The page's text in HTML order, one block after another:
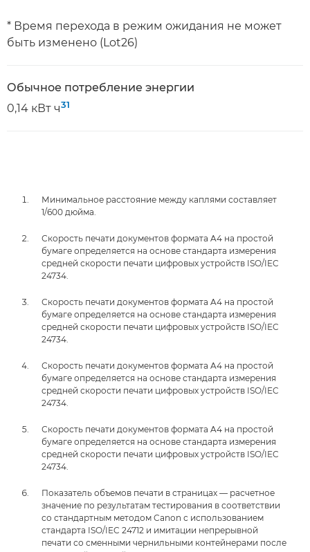
* Время перехода в режим ожидания не может
быть изменено (Lot26)
Обычное потребление энергии
0,14 кВт ч31
Минимальное расстояние между каплями составляет
1/600 дюйма.
Скорость печати документов формата A4 на простой
бумаге определяется на основе стандарта измерения
средней скорости печати цифровых устройств ISO/IEC
24734.
Скорость печати документов формата A4 на простой
бумаге определяется на основе стандарта измерения
средней скорости печати цифровых устройств ISO/IEC
24734.
Скорость печати документов формата A4 на простой
бумаге определяется на основе стандарта измерения
средней скорости печати цифровых устройств ISO/IEC
24734.
Скорость печати документов формата A4 на простой
бумаге определяется на основе стандарта измерения
средней скорости печати цифровых устройств ISO/IEC
24734.
Показатель объемов печати в страницах — расчетное
значение по результатам тестирования в соответствии
со стандартным методом Canon с использованием
стандарта ISO/IEC 24712 и имитации непрерывной
печати со сменными чернильными контейнерами после